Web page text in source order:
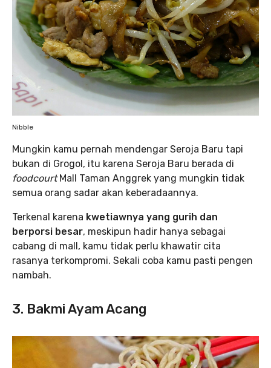
Nibble
Mungkin kamu pernah mendengar Seroja Baru tapi
bukan di Grogol, itu karena Seroja Baru berada di
foodcourtMall Taman Anggrek yang mungkin tidak
semua orang sadar akan keberadaannya.
Terkenal karena kwetiawnya yang gurih dan
berporsi besar, meskipun hadir hanya sebagai
cabang di mall, kamu tidak perlu khawatir cita
rasanya terkompromi. Sekali coba kamu pasti pengen
nambah.
3. Bakmi Ayam Acang